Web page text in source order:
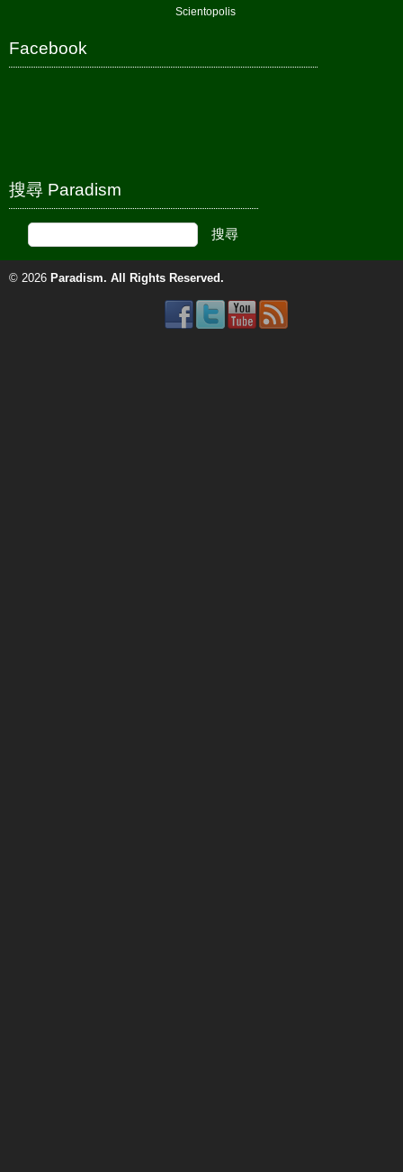
Scientopolis
Facebook
搜尋 Paradism
© 2026 Paradism. All Rights Reserved.